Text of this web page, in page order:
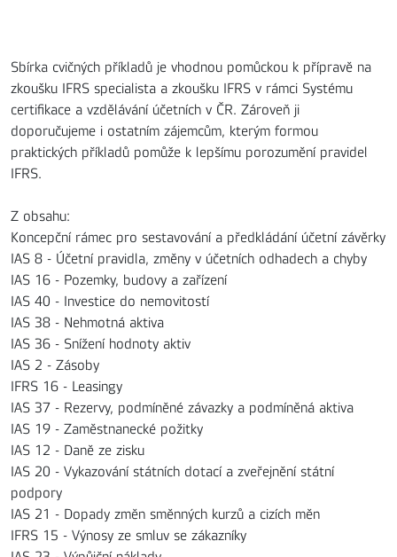
Sbírka cvičných příkladů je vhodnou pomůckou k přípravě na
zkoušku IFRS specialista a zkoušku IFRS v rámci Systému
certifikace a vzdělávání účetních v ČR. Zároveň ji
doporučujeme i ostatním zájemcům, kterým formou
praktických příkladů pomůže k lepšímu porozumění pravidel
IFRS.
Z obsahu:
Koncepční rámec pro sestavování a předkládání účetní závěrky
IAS 8 - Účetní pravidla, změny v účetních odhadech a chyby
IAS 16 - Pozemky, budovy a zařízení
IAS 40 - Investice do nemovitostí
IAS 38 - Nehmotná aktiva
IAS 36 - Snížení hodnoty aktiv
IAS 2 - Zásoby
IFRS 16 - Leasingy
IAS 37 - Rezervy, podmíněné závazky a podmíněná aktiva
IAS 19 - Zaměstnanecké požitky
IAS 12 - Daně ze zisku
IAS 20 - Vykazování státních dotací a zveřejnění státní
podpory
IAS 21 - Dopady změn směnných kurzů a cizích měn
IFRS 15 - Výnosy ze smluv se zákazníky